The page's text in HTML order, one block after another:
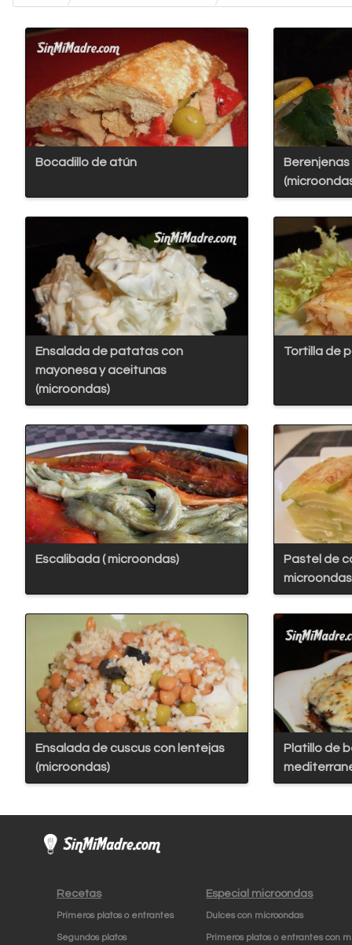
Bocadillo de atún
Ensalada de patatas con
mayonesa y aceitunas
(microondas)
Tortilla de
Escalibada ( microondas)
Pastel de
microondas
Ensalada de cuscus con lentejas
(microondas)
Platillo de
Recetas
Primeros platos o entrantes
Segundos platos
Especial microondas
Dulces con microondas
Primeros platos o entrantes con